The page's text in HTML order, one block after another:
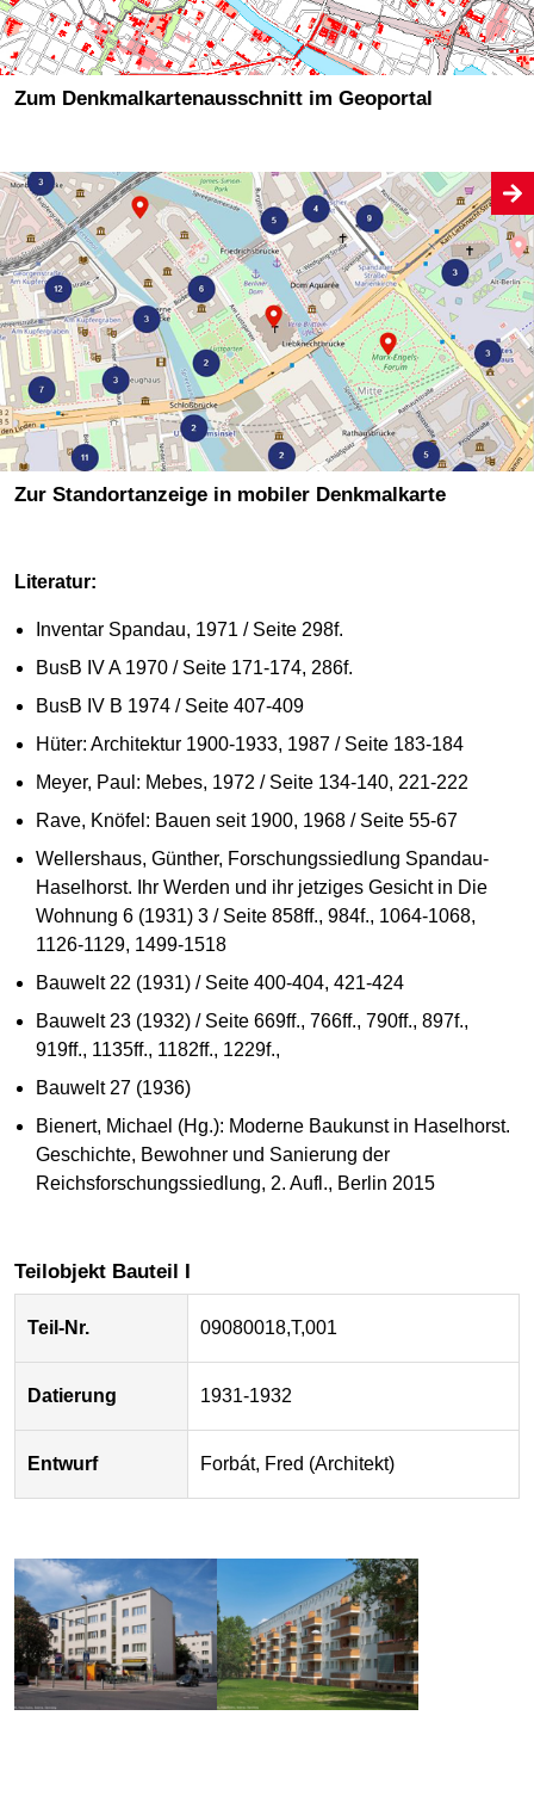
Zum Denkmalkartenausschnitt im Geoportal
Zur Standortanzeige in mobiler Denkmalkarte
Literatur:
Inventar Spandau, 1971 / Seite 298f.
BusB IV A 1970 / Seite 171-174, 286f.
BusB IV B 1974 / Seite 407-409
Hüter: Architektur 1900-1933, 1987 / Seite 183-184
Meyer, Paul: Mebes, 1972 / Seite 134-140, 221-222
Rave, Knöfel: Bauen seit 1900, 1968 / Seite 55-67
Wellershaus, Günther, Forschungssiedlung Spandau-
Haselhorst. Ihr Werden und ihr jetziges Gesicht in Die
Wohnung 6 (1931) 3 / Seite 858ff., 984f., 1064-1068,
1126-1129, 1499-1518
Bauwelt 22 (1931) / Seite 400-404, 421-424
Bauwelt 23 (1932) / Seite 669ff., 766ff., 790ff., 897f.,
919ff., 1135ff., 1182ff., 1229f.,
Bauwelt 27 (1936)
Bienert, Michael (Hg.): Moderne Baukunst in Haselhorst.
Geschichte, Bewohner und Sanierung der
Reichsforschungssiedlung, 2. Aufl., Berlin 2015
Teilobjekt Bauteil I
Teil-Nr. 09080018,T,001
Datierung 1931-1932
Entwurf Forbát, Fred (Architekt)